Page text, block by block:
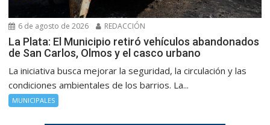
6 de agosto de 2026 REDACCIÓN
La Plata: El Municipio retiró vehículos abandonados
de San Carlos, Olmos y el casco urbano
La iniciativa busca mejorar la seguridad, la circulación y las
condiciones ambientales de los barrios. La...
MUNICIPALES